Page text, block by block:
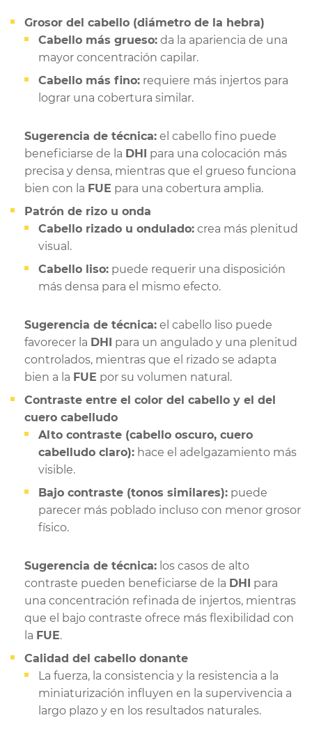
Grosor del cabello (diámetro de la hebra)
Cabello más grueso: da la apariencia de una
mayor concentración capilar.
Cabello más fino: requiere más injertos para
lograr una cobertura similar.
Sugerencia de técnica: el cabello fino puede
beneficiarse de la DHI
para una colocación más
precisa y densa, mientras que el grueso funciona
bien con la FUE para una cobertura amplia.
Patrón de rizo u onda
Cabello rizado u ondulado: crea más plenitud
visual.
Cabello liso: puede requerir una disposición
más densa para el mismo efecto.
Sugerencia de técnica: el cabello liso puede
favorecer la DHI
para un angulado y una plenitud
controlados, mientras que el rizado se adapta
bien a la FUE por su volumen natural.
Contraste entre el color del cabello y el del
cuero cabelludo
Alto contraste (cabello oscuro, cuero
cabelludo claro): hace el adelgazamiento más
visible.
Bajo contraste (tonos similares): puede
parecer más poblado incluso con menor grosor
físico.
Sugerencia de técnica: los casos de alto
contraste pueden beneficiarse de la DHI
para
una concentración refinada de injertos, mientras
que el bajo contraste ofrece más flexibilidad con
la FUE.
Calidad del cabello donante
La fuerza, la consistencia y la resistencia a la
miniaturización influyen en la supervivencia a
largo plazo y en los resultados naturales.